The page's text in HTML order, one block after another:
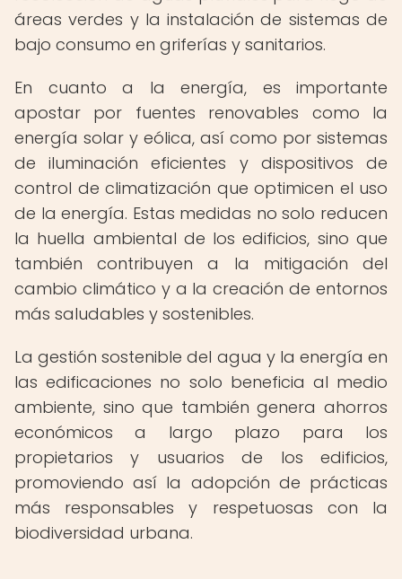
áreas verdes y la instalación de sistemas de
bajo consumo en griferías y sanitarios.
En cuanto a la energía, es importante
apostar por fuentes renovables como la
energía solar y eólica, así como por sistemas
de iluminación eficientes y dispositivos de
control de climatización que optimicen el uso
de la energía. Estas medidas no solo reducen
la huella ambiental de los edificios, sino que
también contribuyen a la mitigación del
cambio climático y a la creación de entornos
más saludables y sostenibles.
La gestión sostenible del agua y la energía en
las edificaciones no solo beneficia al medio
ambiente, sino que también genera ahorros
económicos a largo plazo para los
propietarios y usuarios de los edificios,
promoviendo así la adopción de prácticas
más responsables y respetuosas con la
biodiversidad urbana.